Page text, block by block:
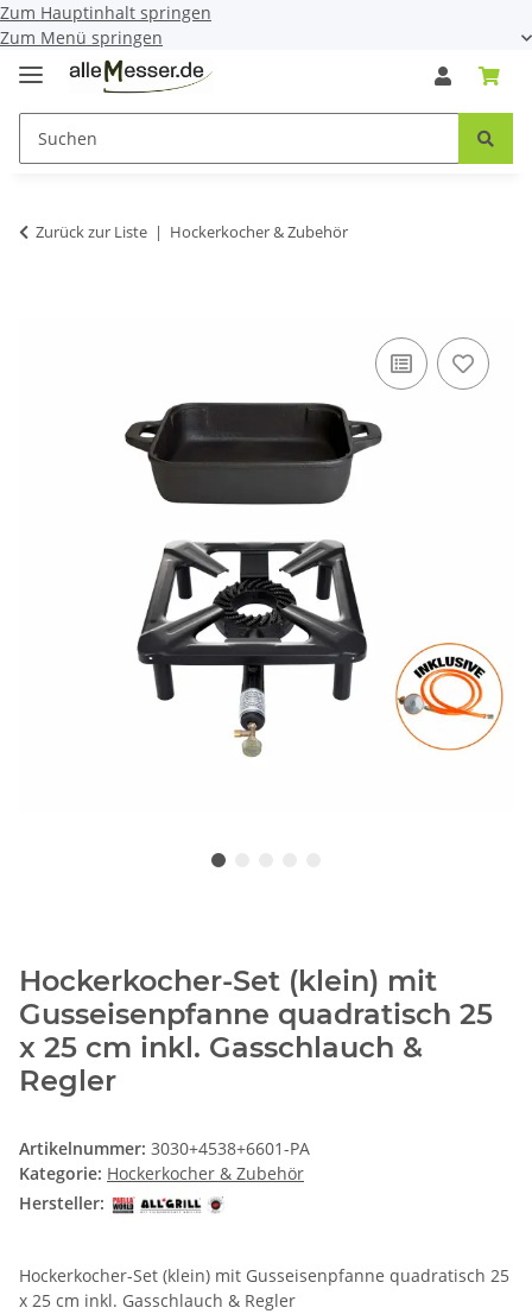
Zum Hauptinhalt springen
Zum Menü springen
Zurück zur Liste Hockerkocher & Zubehör
Hockerkocher-Set (klein) mit
Gusseisenpfanne quadratisch 25
x 25 cm inkl. Gasschlauch &
Regler
Artikelnummer: 3030+4538+6601-PA
Kategorie: Hockerkocher & Zubehör
Hersteller:
Hockerkocher-Set (klein) mit Gusseisenpfanne quadratisch 25
x 25 cm inkl. Gasschlauch & Regler